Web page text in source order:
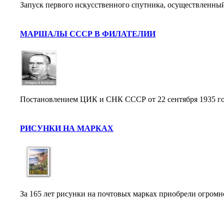
Запуск первого искусственного спутника,
МАРШАЛЫ СССР В ФИЛАТЕЛИИ
Постановлением ЦИК и СНК СССР от 22 сентября 1935
РИСУНКИ НА МАРКАХ
За 165 лет рисунки на почтовых марках приобрели